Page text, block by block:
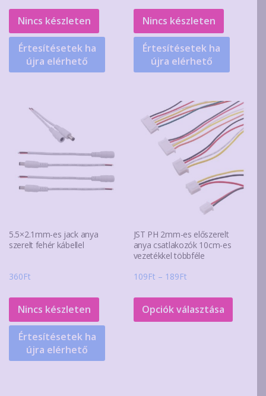
Nincs készleten
Értesítésetek ha
újra elérhető
Nincs készleten
Értesítésetek ha
újra elérhető
5.5×2.1mm-es jack anya
szerelt fehér kábellel
360Ft
Nincs készleten
Értesítésetek ha
újra elérhető
JST PH 2mm-es előszerelt
anya csatlakozók 10cm-es
vezetékkel többféle
109Ft – 189FtÁrtartomány:
-
189Ft
Opciók választása
Ennek